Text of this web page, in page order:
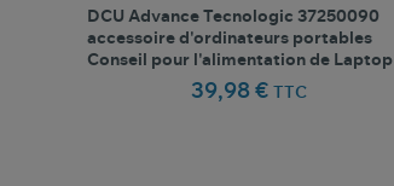
DCU Advance Tecnologic 37250090
accessoire d'ordinateurs portables
Conseil pour l'alimentation de Laptop
39,98 € TTC